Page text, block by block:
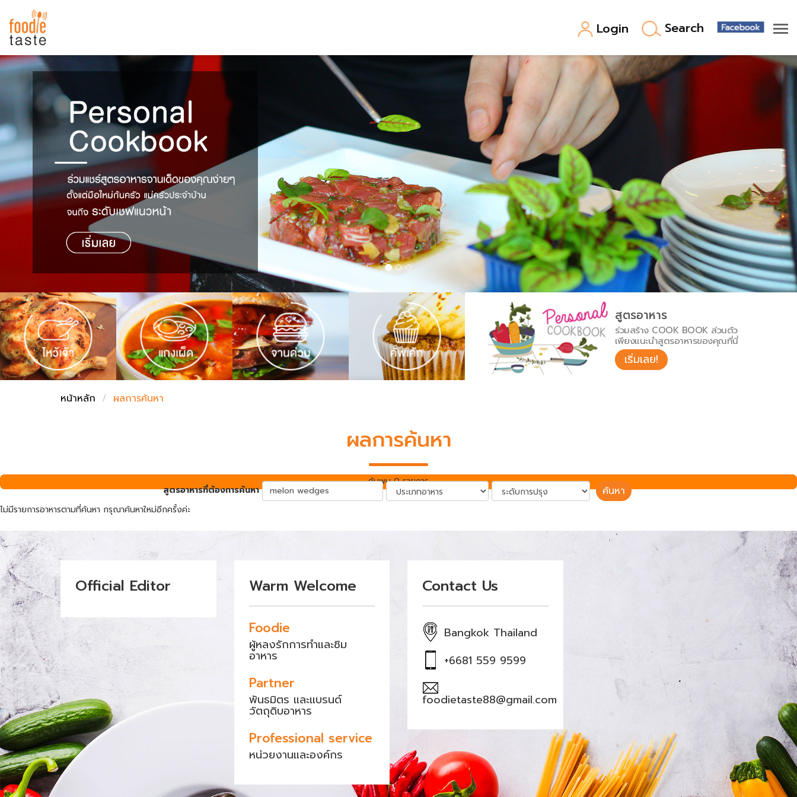
Login Search
สูตรอาหาร
สูตรอาหารล่าสุด
Top Foodie
พาไปชิม
สารพันก้นครัว
เคล็ดลับน่ารู้
เปรียบเทียบหน่วยการตวง
เปรียบเทียบอุณหภูมิ
เปรียบเทียบน้ำหนักวัตถุดิบ
ชั่งตวงเนย
FoodPedia
สร้าง Cookbook
สูตรอาหาร
ร่วมสร้าง COOK BOOK ส่วนตัว
เพียงแนะนำสูตรอาหารของคุณที่นี่
เริ่มเลย!
หน้าหลัก ผลการค้นหา
ผลการค้นหา
สูตรอาหารที่ต้องการค้นหา ค้นหา
ไม่มีรายการอาหารตามที่ค้นหา กรุณาค้นหาใหม่อีกครั้งค่ะ
ค้นพบ 0 รายการ
Official Editor Warm Welcome
Foodie
ผู้หลงรักการทำและชิม
อาหาร
Partner
พันธมิตร และแบรนด์
วัตถุดิบอาหาร
Professional service
หน่วยงานและองค์กร
Contact Us
Bangkok Thailand
+6681 559 9599
foodietaste88@gmail.com